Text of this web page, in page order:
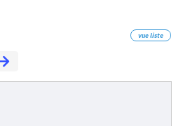
vue liste